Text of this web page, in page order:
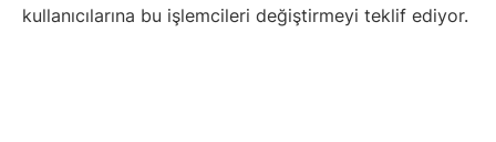
kullanıcılarına bu işlemcileri değiştirmeyi teklif ediyor.